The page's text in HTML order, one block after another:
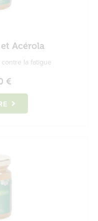
Acérola
la fatigue
€